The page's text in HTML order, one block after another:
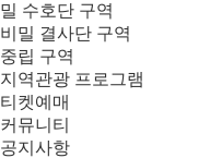
밀 수호단 구역
비밀 결사단 구역
중립 구역
지역관광 프로그램
티켓예매
커뮤니티
공지사항